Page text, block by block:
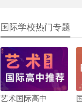
国际学校热门专题
艺术国际高中